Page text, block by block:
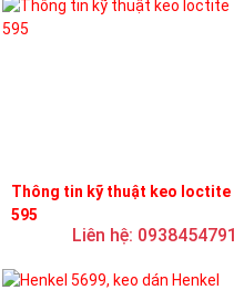
Thông tin kỹ thuật keo loctite
595
Liên hệ: 0938454791